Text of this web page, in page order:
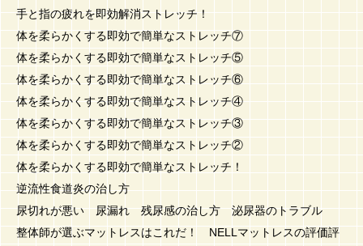
手と指の疲れを即効解消ストレッチ！
体を柔らかくする即効で簡単なストレッチ⑦
体を柔らかくする即効で簡単なストレッチ⑤
体を柔らかくする即効で簡単なストレッチ⑥
体を柔らかくする即効で簡単なストレッチ④
体を柔らかくする即効で簡単なストレッチ③
体を柔らかくする即効で簡単なストレッチ②
体を柔らかくする即効で簡単なストレッチ！
逆流性食道炎の治し方
尿切れが悪い 尿漏れ 残尿感の治し方 泌尿器のトラブル
整体師が選ぶマットレスはこれだ！ NELLマットレスの評価評